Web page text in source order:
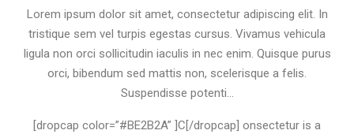
Lorem ipsum dolor sit amet, consectetur adipiscing elit. In
tristique sem vel turpis egestas cursus. Vivamus vehicula
ligula non orci sollicitudin iaculis in nec enim. Quisque purus
orci, bibendum sed mattis non, scelerisque a felis.
Suspendisse potenti…
[dropcap color=”#BE2B2A” ]C[/dropcap] onsectetur is a